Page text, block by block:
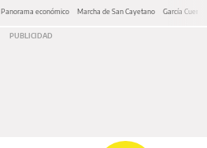
Panorama económico Marcha de San Cayetano García Cuerva